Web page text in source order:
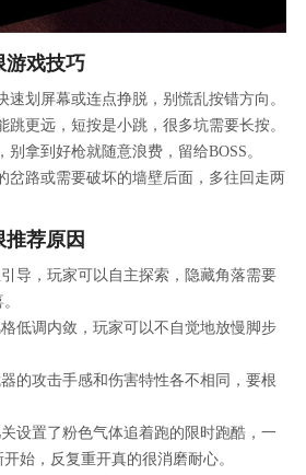
游戏技巧
划屏幕或连点挣脱，别慌乱按错方向。
更远，短按是小跳，很多坑需要长按。
拿到好枪就随意浪费，留给BOSS。
岔路或需要破坏的墙壁后面，多往回走两
推荐原因
导，玩家可以自主探索，隐藏角落需要
低调内敛，玩家可以不自觉地放慢脚步
的攻击手感和伤害特性各不相同，要根
设置了粉色气体追着跑的限时跑酷，一
始，反复重开真的很消磨耐心。